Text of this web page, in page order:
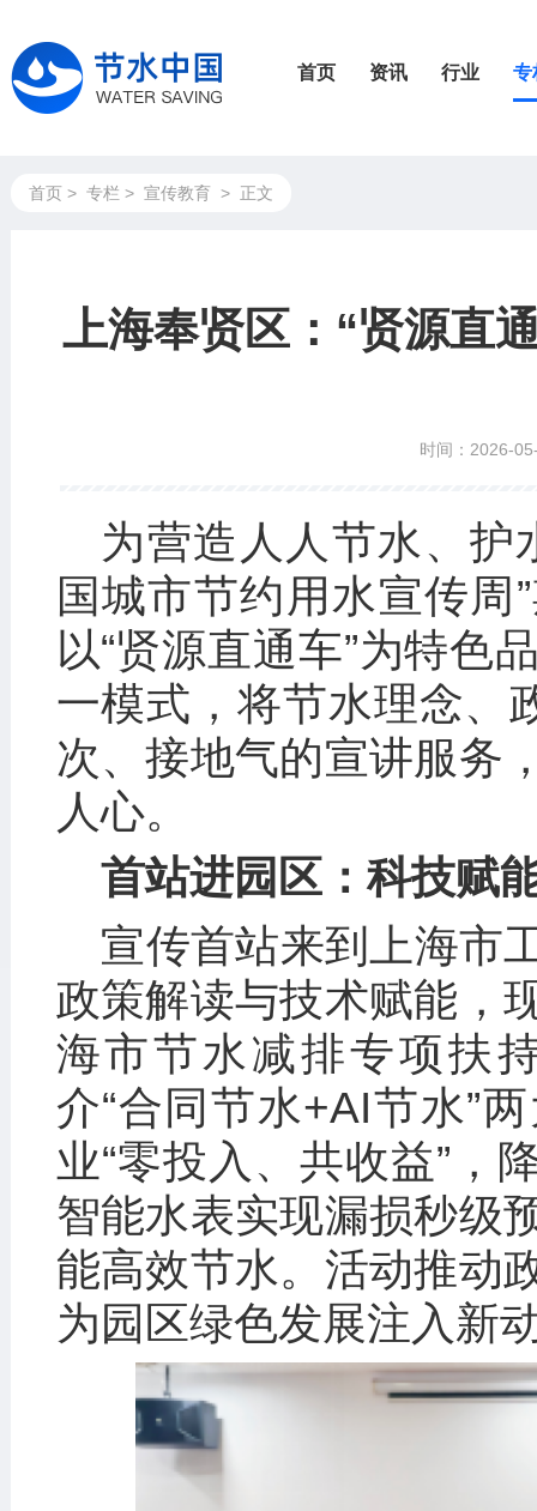
首页 资讯 行业 专
首页> 专栏 > 宣传教育 > 正文
上海奉贤区：“贤源直
时间：2026-
为营造人人节水、护
国城市节约用水宣传周
以“贤源直通车”为特色
一模式，将节水理念、
次、接地气的宣讲服务
人心。
首站进园区：科技赋
宣传首站来到上海市
政策解读与技术赋能，
海市节水减排专项扶
介“合同节水+AI节水”
业“零投入、共收益”，
智能水表实现漏损秒级
能高效节水。活动推动
为园区绿色发展注入新